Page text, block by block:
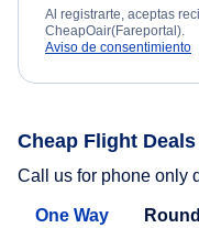
Al registrarte, aceptas
CheapOair(Fareportal).
Aviso de consentimiento
Cheap Flight
Call us for phone only
One Way